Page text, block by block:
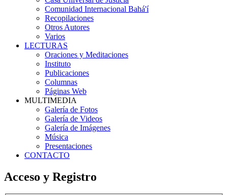
Comunidad Internacional Bahá'í
Recopilaciones
Otros Autores
Varios
LECTURAS
Oraciones y Meditaciones
Instituto
Publicaciones
Columnas
Páginas Web
MULTIMEDIA
Galería de Fotos
Galería de Videos
Galería de Imágenes
Música
Presentaciones
CONTACTO
Acceso y Registro